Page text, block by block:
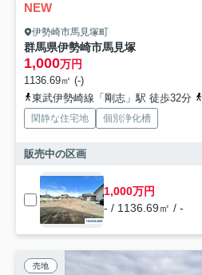
NEW
伊勢崎市馬見塚町
群馬県伊勢崎市馬見塚
1,000万円
1136.69㎡ (-)
東武伊勢崎線「剛志」駅 徒歩32分
閑静な住宅地 個別浄化槽
販売中の区画
1,000万円
- / 1136.69㎡ / -
売地